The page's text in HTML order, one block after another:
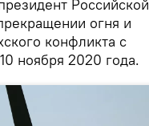
Российской
огня и
конфликта с
ноября 2020 года.